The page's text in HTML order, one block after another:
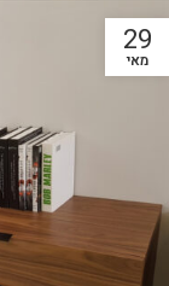
29
מאי